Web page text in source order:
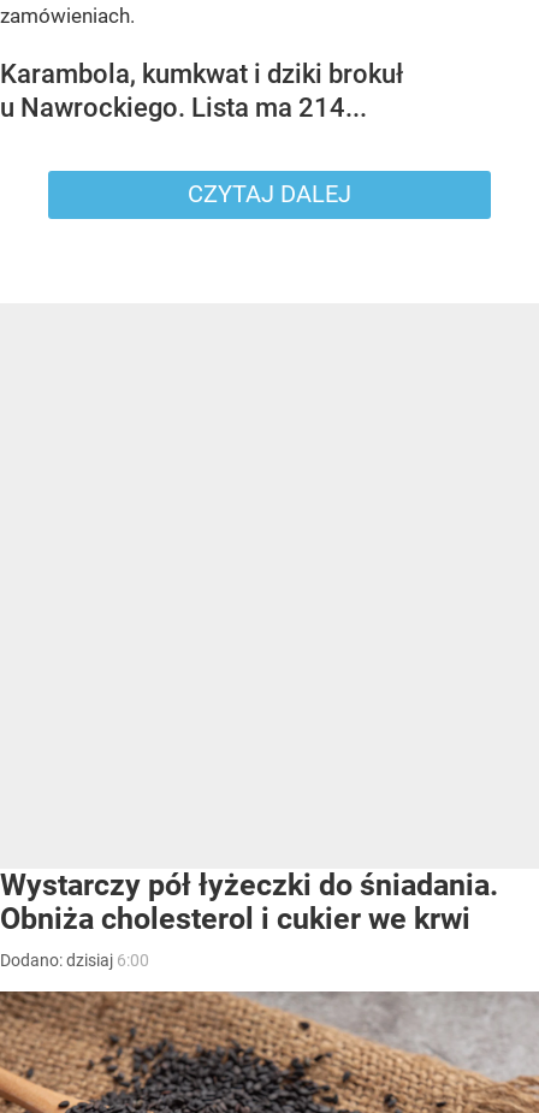
zamówieniach.
Karambola, kumkwat i dziki brokuł
u Nawrockiego. Lista ma 214...
CZYTAJ DALEJ
Wystarczy pół łyżeczki do śniadania.
Obniża cholesterol i cukier we krwi
Dodano:dzisiaj 6:00